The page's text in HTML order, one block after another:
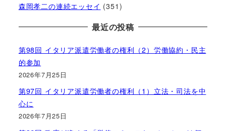
森岡孝二の連続エッセイ (351)
最近の投稿
第98回 イタリア派遣労働者の権利（2）労働協約・民主
的参加
2026年7月25日
第97回 イタリア派遣労働者の権利（1）立法・司法を中
心に
2026年7月25日